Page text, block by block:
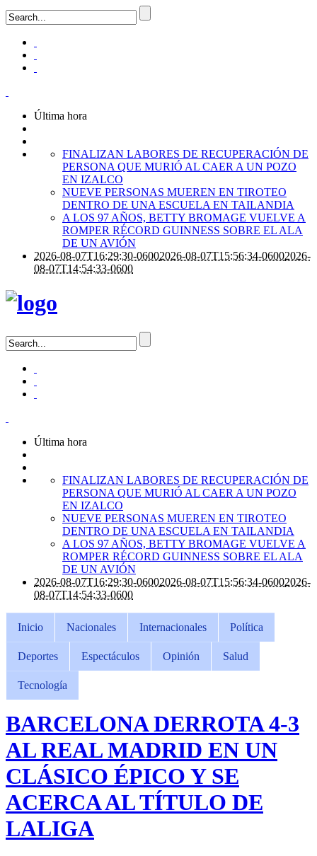
Última hora
FINALIZAN LABORES DE RECUPERACIÓN DE
PERSONA QUE MURIÓ AL CAER A UN POZO
EN IZALCO
NUEVE PERSONAS MUEREN EN TIROTEO
DENTRO DE UNA ESCUELA EN TAILANDIA
A LOS 97 AÑOS, BETTY BROMAGE VUELVE A
ROMPER RÉCORD GUINNESS SOBRE EL ALA
DE UN AVIÓN
2026-08-07T16:29:30-06002026-08-07T15:56:34-06002026-
08-07T14:54:33-0600
Última hora
FINALIZAN LABORES DE RECUPERACIÓN DE
PERSONA QUE MURIÓ AL CAER A UN POZO
EN IZALCO
NUEVE PERSONAS MUEREN EN TIROTEO
DENTRO DE UNA ESCUELA EN TAILANDIA
A LOS 97 AÑOS, BETTY BROMAGE VUELVE A
ROMPER RÉCORD GUINNESS SOBRE EL ALA
DE UN AVIÓN
2026-08-07T16:29:30-06002026-08-07T15:56:34-06002026-
08-07T14:54:33-0600
Inicio Nacionales Internacionales Política
Deportes Espectáculos Opinión Salud
Tecnología
BARCELONA DERROTA 4-3
AL REAL MADRID EN UN
CLÁSICO ÉPICO Y SE
ACERCA AL TÍTULO DE
LALIGA